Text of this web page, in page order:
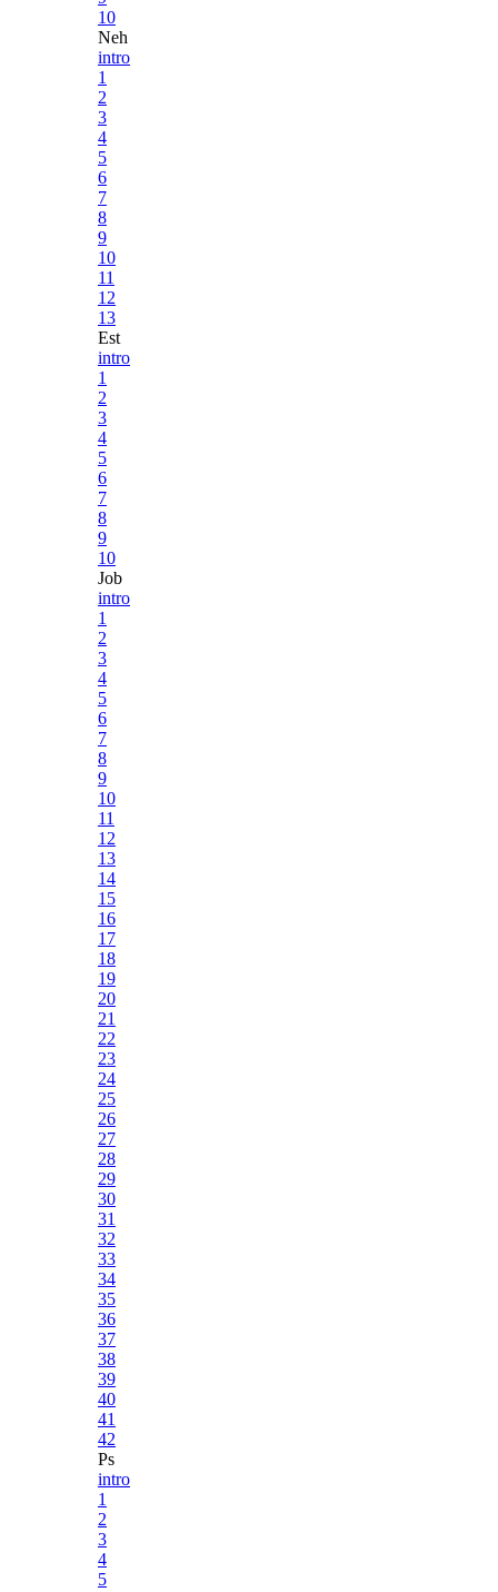
10
Neh
intro
1
2
3
4
5
6
7
8
9
10
11
12
13
Est
intro
1
2
3
4
5
6
7
8
9
10
Job
intro
1
2
3
4
5
6
7
8
9
10
11
12
13
14
15
16
17
18
19
20
21
22
23
24
25
26
27
28
29
30
31
32
33
34
35
36
37
38
39
40
41
42
Ps
intro
1
2
3
4
5